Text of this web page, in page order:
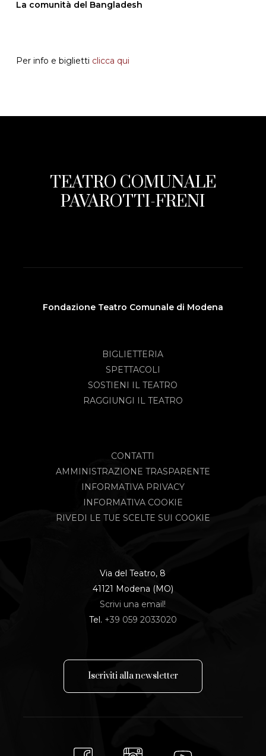
La comunità del Bangladesh
Per info e biglietti clicca qui
TEATRO COMUNALE
PAVAROTTI-FRENI
Fondazione Teatro Comunale di Modena
BIGLIETTERIA
SPETTACOLI
SOSTIENI IL TEATRO
RAGGIUNGI IL TEATRO
CONTATTI
AMMINISTRAZIONE TRASPARENTE
INFORMATIVA PRIVACY
INFORMATIVA COOKIE
RIVEDI LE TUE SCELTE SUI COOKIE
Via del Teatro, 8
41121 Modena (MO)
Scrivi una email!
Tel. +39 059 2033020
Iscriviti allanewsletter